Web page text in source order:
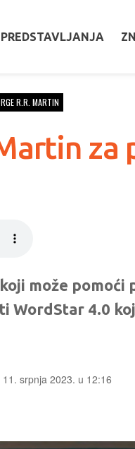
PREDSTAVLJANJA
R.R. MARTIN
može pomoći
WordStar 4.0
11. srpnja 2023. u 12:16